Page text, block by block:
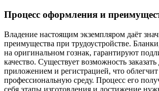
Процесс оформления и
Владение настоящим экземпляром даёт
преимущества при трудоустройстве.
на оригинальном гознак, гарантируют
качество. Существует возможность
приложением и регистрацией, что
профессиональную среду. Процесс его
себя этапы изготовления и достижение